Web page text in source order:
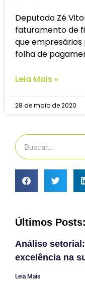
Deputado Zé
faturamento de
que
folha de
Leia Mais »
28 de maio de 2020
Últimos Posts:
Análise
excelência na
Leia Mais